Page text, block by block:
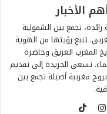
تجمع بين الشمولية
تنبع رؤيتها من الهوية
المغرب العريق وحاضره
تسعى الجريدة إلى تقديم
مغربية أصيلة تجمع بين